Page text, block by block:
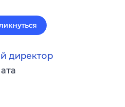
директор